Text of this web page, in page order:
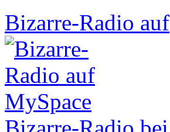
Bizarre-Radio auf